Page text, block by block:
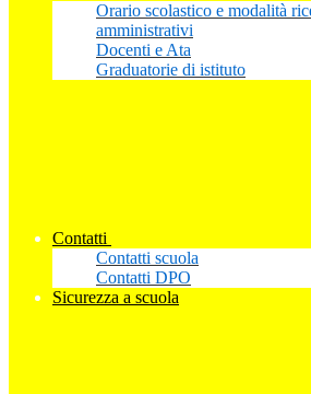
Orario scolastico e modalità
amministrativi
Docenti e Ata
Graduatorie di istituto
Contatti
Contatti scuola
Contatti DPO
Sicurezza a scuola